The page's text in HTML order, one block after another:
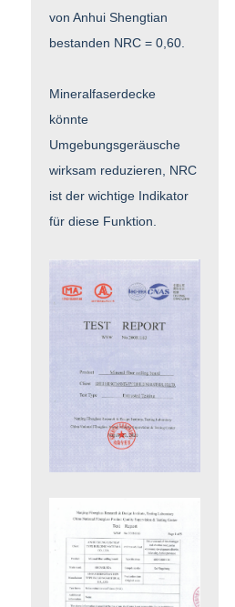
von Anhui Shengtian
bestanden NRC = 0,60.
Mineralfaserdecke
könnte
Umgebungsgeräusche
wirksam reduzieren, NRC
ist der wichtige Indikator
für diese Funktion.